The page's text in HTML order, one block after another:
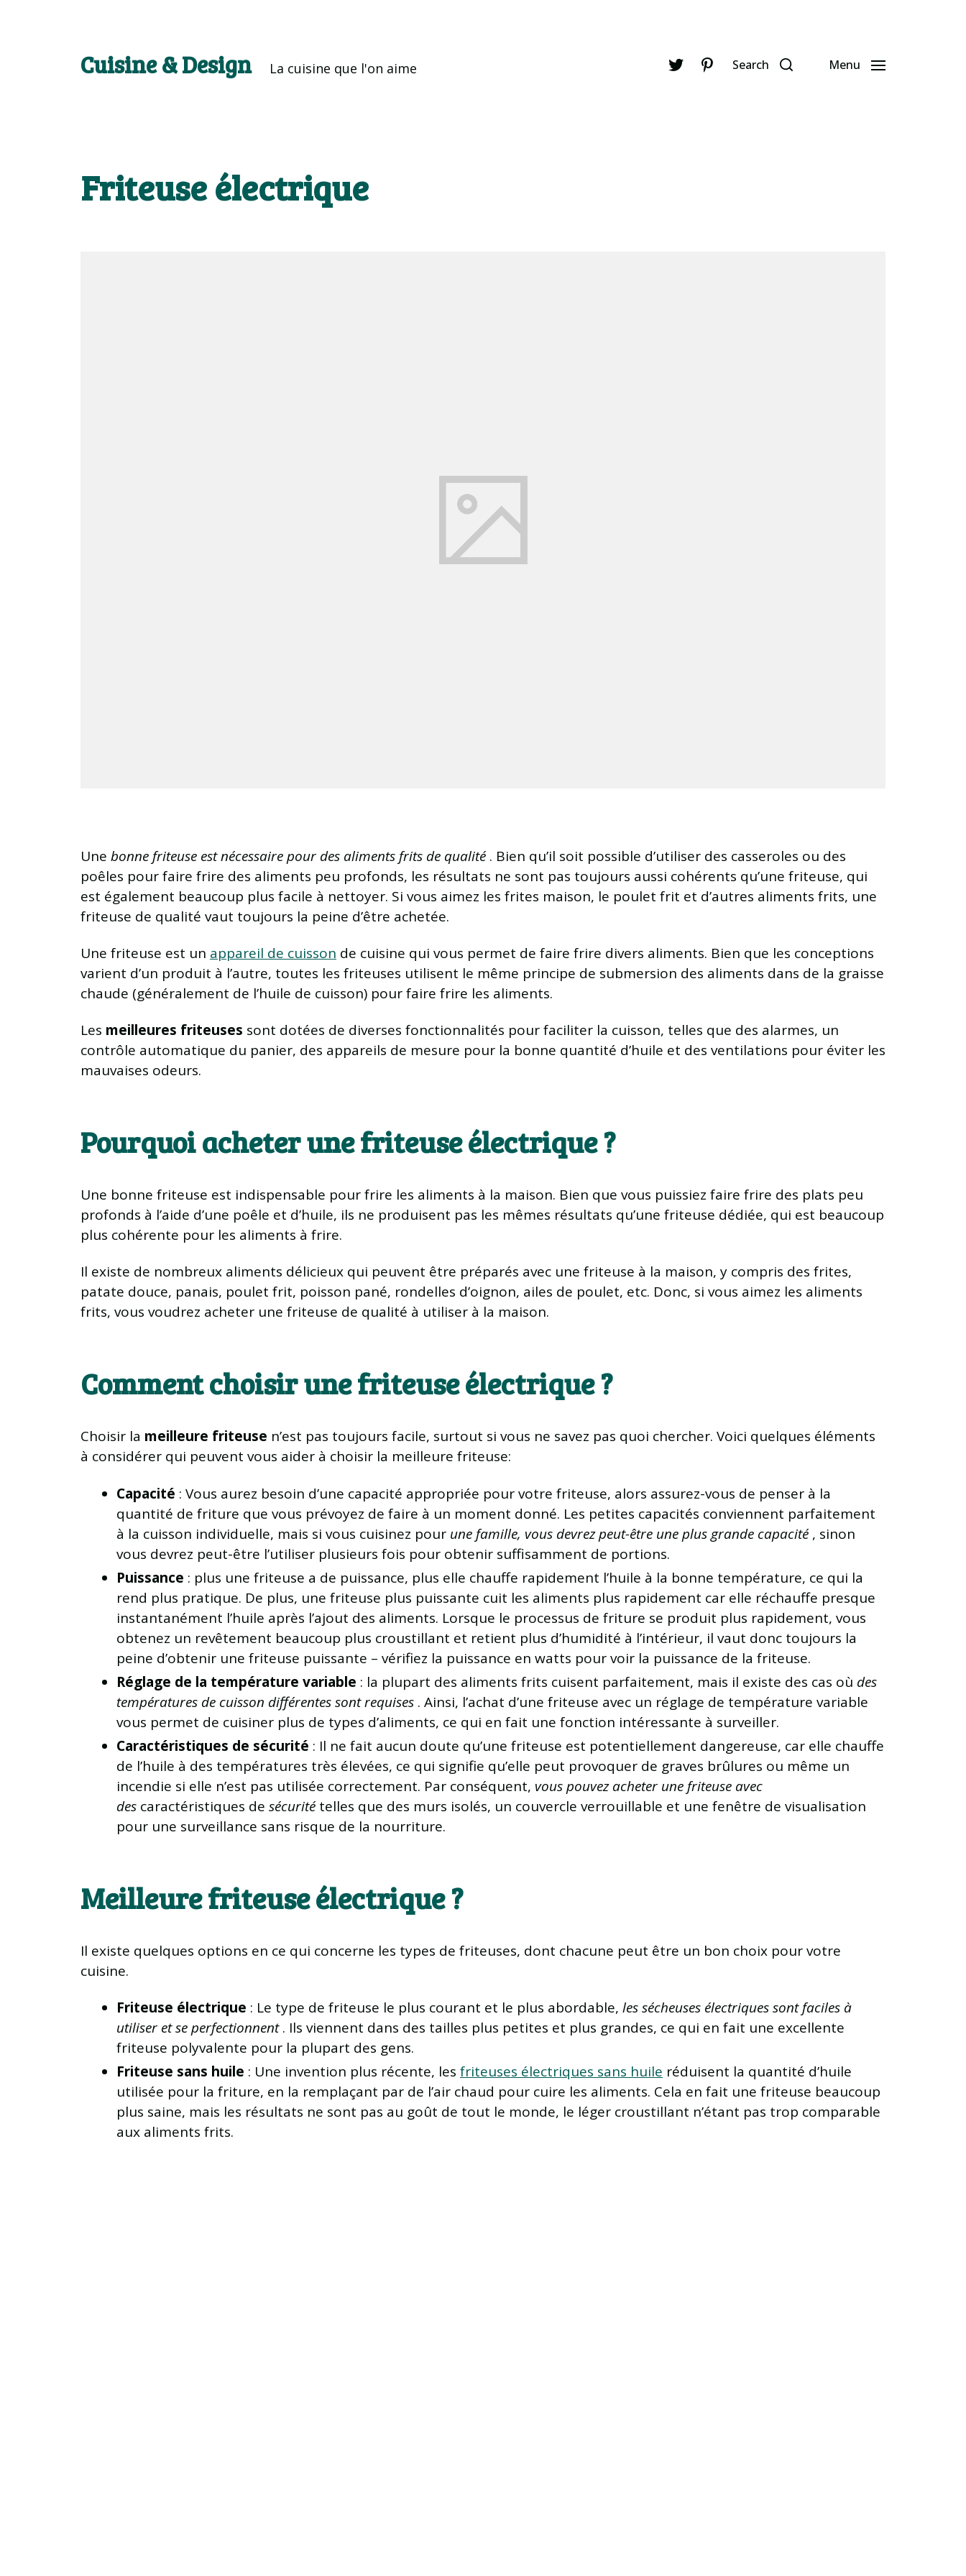
Cuisine & Design La cuisine que l'on aime Search Menu
Friteuse électrique
Une bonne friteuse est nécessaire pour des aliments frits de qualité . Bien qu’il soit possible d’utiliser des casseroles ou des
poêles pour faire frire des aliments peu profonds, les résultats ne sont pas toujours aussi cohérents qu’une friteuse, qui
est également beaucoup plus facile à nettoyer. Si vous aimez les frites maison, le poulet frit et d’autres aliments frits, une
friteuse de qualité vaut toujours la peine d’être achetée.
Une friteuse est un appareil de cuisson de cuisine qui vous permet de faire frire divers aliments. Bien que les conceptions
varient d’un produit à l’autre, toutes les friteuses utilisent le même principe de submersion des aliments dans de la graisse
chaude (généralement de l’huile de cuisson) pour faire frire les aliments.
Les meilleures friteuses sont dotées de diverses fonctionnalités pour faciliter la cuisson, telles que des alarmes, un
contrôle automatique du panier, des appareils de mesure pour la bonne quantité d’huile et des ventilations pour éviter les
mauvaises odeurs.
Pourquoi acheter une friteuse électrique ?
Une bonne friteuse est indispensable pour frire les aliments à la maison. Bien que vous puissiez faire frire des plats peu
profonds à l’aide d’une poêle et d’huile, ils ne produisent pas les mêmes résultats qu’une friteuse dédiée, qui est beaucoup
plus cohérente pour les aliments à frire.
Il existe de nombreux aliments délicieux qui peuvent être préparés avec une friteuse à la maison, y compris des frites,
patate douce, panais, poulet frit, poisson pané, rondelles d’oignon, ailes de poulet, etc. Donc, si vous aimez les aliments
frits, vous voudrez acheter une friteuse de qualité à utiliser à la maison.
Comment choisir une friteuse électrique ?
Choisir la meilleure friteuse n’est pas toujours facile, surtout si vous ne savez pas quoi chercher. Voici quelques éléments
à considérer qui peuvent vous aider à choisir la meilleure friteuse:
Capacité : Vous aurez besoin d’une capacité appropriée pour votre friteuse, alors assurez-vous de penser à la
quantité de friture que vous prévoyez de faire à un moment donné. Les petites capacités conviennent parfaitement
à la cuisson individuelle, mais si vous cuisinez pour une famille, vous devrez peut-être une plus grande capacité , sinon
vous devrez peut-être l’utiliser plusieurs fois pour obtenir suffisamment de portions.
Puissance : plus une friteuse a de puissance, plus elle chauffe rapidement l’huile à la bonne température, ce qui la
rend plus pratique. De plus, une friteuse plus puissante cuit les aliments plus rapidement car elle réchauffe presque
instantanément l’huile après l’ajout des aliments. Lorsque le processus de friture se produit plus rapidement, vous
obtenez un revêtement beaucoup plus croustillant et retient plus d’humidité à l’intérieur, il vaut donc toujours la
peine d’obtenir une friteuse puissante – vérifiez la puissance en watts pour voir la puissance de la friteuse.
Réglage de la température variable : la plupart des aliments frits cuisent parfaitement, mais il existe des cas où des
températures de cuisson différentes sont requises . Ainsi, l’achat d’une friteuse avec un réglage de température variable
vous permet de cuisiner plus de types d’aliments, ce qui en fait une fonction intéressante à surveiller.
Caractéristiques de sécurité : Il ne fait aucun doute qu’une friteuse est potentiellement dangereuse, car elle chauffe
de l’huile à des températures très élevées, ce qui signifie qu’elle peut provoquer de graves brûlures ou même un
incendie si elle n’est pas utilisée correctement. Par conséquent, vous pouvez acheter une friteuse avec
des caractéristiques de sécurité telles que des murs isolés, un couvercle verrouillable et une fenêtre de visualisation
pour une surveillance sans risque de la nourriture.
Meilleure friteuse électrique ?
Il existe quelques options en ce qui concerne les types de friteuses, dont chacune peut être un bon choix pour votre
cuisine.
Friteuse électrique : Le type de friteuse le plus courant et le plus abordable, les sécheuses électriques sont faciles à
utiliser et se perfectionnent. Ils viennent dans des tailles plus petites et plus grandes, ce qui en fait une excellente
friteuse polyvalente pour la plupart des gens.
Friteuse sans huile : Une invention plus récente, les friteuses électriques sans huile réduisent la quantité d’huile
utilisée pour la friture, en la remplaçant par de l’air chaud pour cuire les aliments. Cela en fait une friteuse beaucoup
plus saine, mais les résultats ne sont pas au goût de tout le monde, le léger croustillant n’étant pas trop comparable
aux aliments frits.